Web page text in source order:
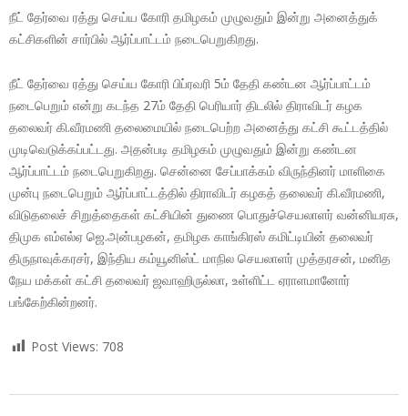
நீட் தேர்வை ரத்து செய்ய கோரி தமிழகம் முழுவதும் இன்று அனைத்துக்
கட்சிகளின் சார்பில் ஆர்ப்பாட்டம் நடைபெறுகிறது.
நீட் தேர்வை ரத்து செய்ய கோரி பிப்ரவரி 5ம் தேதி கண்டன ஆர்ப்பாட்டம்
நடைபெறும் என்று கடந்த 27ம் தேதி பெரியார் திடலில் திராவிடர் கழக
தலைவர் கி.வீரமணி தலைமையில் நடைபெற்ற அனைத்து கட்சி கூட்டத்தில்
முடிவெடுக்கப்பட்டது. அதன்படி தமிழகம் முழுவதும் இன்று கண்டன
ஆர்ப்பாட்டம் நடைபெறுகிறது. சென்னை சேப்பாக்கம் விருந்தினர் மாளிகை
முன்பு நடைபெறும் ஆர்ப்பாட்டத்தில் திராவிடர் கழகத் தலைவர் கி.வீரமணி,
விடுதலைச் சிறுத்தைகள் கட்சியின் துணை பொதுச்செயலாளர் வன்னியரசு,
திமுக எம்எல்ஏ ஜெ.அன்பழகன், தமிழக காங்கிரஸ் கமிட்டியின் தலைவர்
திருநாவுக்கரசர், இந்திய கம்யூனிஸ்ட் மாநில செயலாளர் முத்தரசன், மனித
நேய மக்கள் கட்சி தலைவர் ஜவாஹிருல்லா, உள்ளிட்ட ஏராளமானோர்
பங்கேற்கின்றனர்.
Post Views: 708